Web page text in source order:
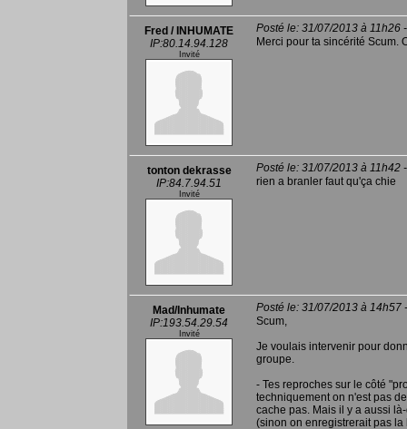
Fred / INHUMATE
IP:80.14.94.128
Invité
Posté le: 31/07/2013 à 11h26
Merci pour ta sincérité Scum.
tonton dekrasse
IP:84.7.94.51
Invité
Posté le: 31/07/2013 à 11h42
rien a branler faut qu'ça chie
Mad/Inhumate
IP:193.54.29.54
Invité
Posté le: 31/07/2013 à 14h57
Scum,
Je voulais intervenir pour
groupe.
- Tes reproches sur le côté
techniquement on n'est pas
cache pas. Mais il y a aussi
(sinon on enregistrerait pas